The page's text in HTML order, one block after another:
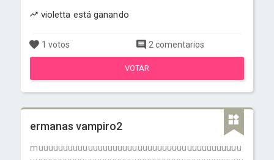
violetta está ganando
1 votos 2 comentarios
VOTAR
ermanas vampiro2
muuuuuuuuuuuuuuuuuuuuuuuuuuuuuuuuuuuuuuuuu